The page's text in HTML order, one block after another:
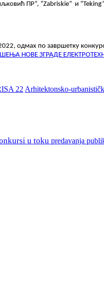
ПР“, “Zabriskie” и
одмах по завршетку
НОВЕ ЗГРАДЕ
22 Arhitektonsko-
u toku predavanja